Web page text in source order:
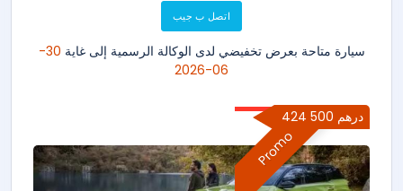
اتصل ب جيب
سيارة متاحة بعرض تخفيضي لدى الوكالة الرسمية إلى غاية
30-
06-2026
Promo
424 500 درهم